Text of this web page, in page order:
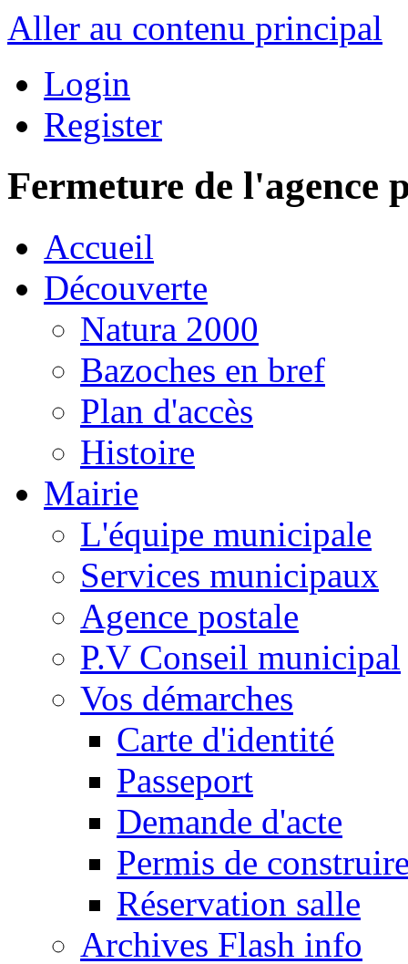
Aller au contenu principal
Login
Register
Fermeture de l'agence
Accueil
Découverte
Natura 2000
Bazoches en bref
Plan d'accès
Histoire
Mairie
L'équipe municipale
Services municipaux
Agence postale
P.V Conseil municipal
Vos démarches
Carte d'identité
Passeport
Demande d'acte
Permis de
Réservation salle
Archives Flash info